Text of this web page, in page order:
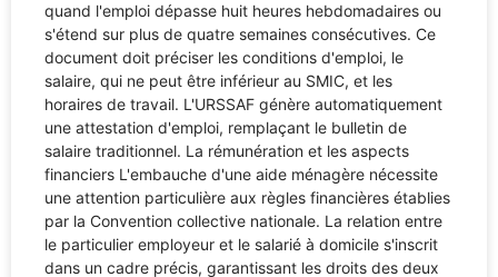
quand l'emploi dépasse huit heures hebdomadaires ou
s'étend sur plus de quatre semaines consécutives. Ce
document doit préciser les conditions d'emploi, le
salaire, qui ne peut être inférieur au SMIC, et les
horaires de travail. L'URSSAF génère automatiquement
une attestation d'emploi, remplaçant le bulletin de
salaire traditionnel. La rémunération et les aspects
financiers L'embauche d'une aide ménagère nécessite
une attention particulière aux règles financières établies
par la Convention collective nationale. La relation entre
le particulier employeur et le salarié à domicile s'inscrit
dans un cadre précis, garantissant les droits des deux